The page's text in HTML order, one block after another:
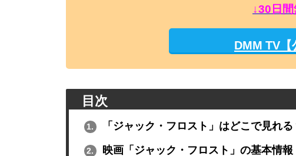
↓30日間
DMM TV【
目次
1. 「ジャック・フロスト」はどこで見れる
2. 映画「ジャック・フロスト」の基本情報